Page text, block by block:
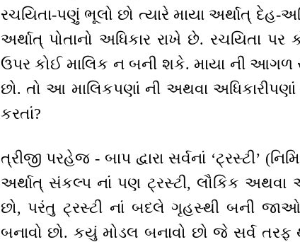
રચયિતા-પણું ભૂલો છો ત્યારે માયા અર્થાત્
અર્થાત્ પોતાનો અધિકાર રાખે છે. રચયિતા
ઉપર કોઈ માલિક ન બની શકે. માયા ની
છો. તો આ માલિકપણાં ની અથવા
કરતાં?
ત્રીજી પરહેજ - બાપ દ્વારા સર્વનાં ‘ટ્રસ્ટી’
અર્થાત્ સંકલ્પ નાં પણ ટ્રસ્ટી, લૌકિક
છો, પરંતુ ટ્રસ્ટી નાં બદલે ગૃહસ્થી બની
બનાવો છો. કયું મોડલ બનાવો છો જે સર્વ